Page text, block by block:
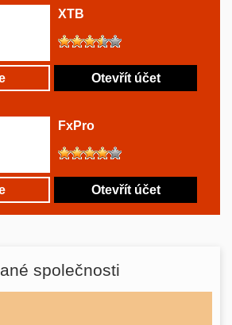
XTB
Otevřít účet
FxPro
Otevřít účet
společnosti